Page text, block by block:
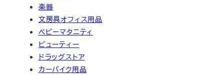
楽器
文房具オフィス用品
ベビーマタニティ
ビューティー
ドラッグストア
カーバイク用品